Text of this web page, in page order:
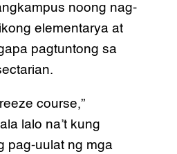
noong nag-
elementarya at
pagtuntong sa
course,”
lalo na’t kung
pag-uulat ng mga